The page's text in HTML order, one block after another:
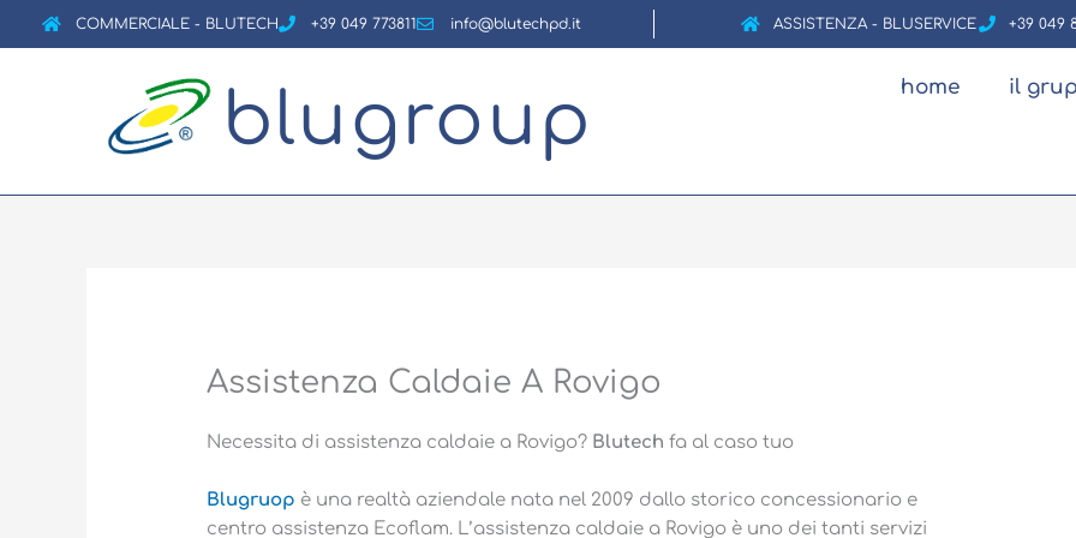
COMMERCIALE - BLUTECH +39 049 773811 info@blutechpd.it ASSISTENZA - BLUSERVICE +39 049
blugroup home il
Assistenza Caldaie A Rovigo
Necessita di assistenza caldaie a Rovigo? Blutech fa al caso tuo
Blugruop è una realtà aziendale nata nel 2009 dallo storico concessionario e
centro assistenza Ecoflam. L’assistenza caldaie a Rovigo è uno dei tanti servizi